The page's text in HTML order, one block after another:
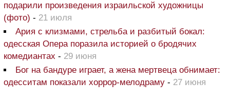
подарили произведения израильской художницы
(фото) - 21 июля
Ария с клизмами, стрельба и разбитый бокал:
одесская Опера поразила историей о бродячих
комедиантах - 29 июня
Бог на бандуре играет, а жена мертвеца обнимает:
одесситам показали хоррор-мелодраму - 27 июня